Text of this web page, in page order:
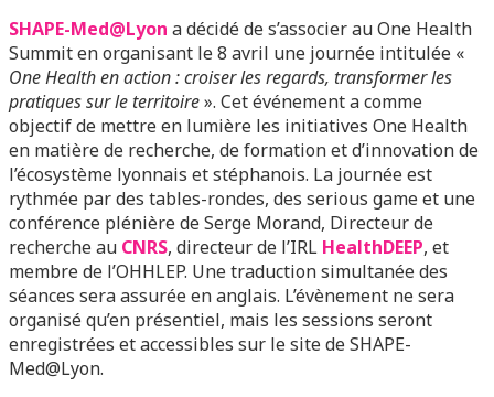
SHAPE-Med@Lyon a décidé de s’associer au One Health
Summit en organisant le 8 avril une journée intitulée «
One Health en action : croiser les regards, transformer les
pratiques sur le territoire». Cet événement a comme
objectif de mettre en lumière les initiatives One Health
en matière de recherche, de formation et d’innovation de
l’écosystème lyonnais et stéphanois. La journée est
rythmée par des tables-rondes, des serious game et une
conférence plénière de Serge Morand, Directeur de
recherche au CNRS, directeur de l’IRL HealthDEEP, et
membre de l’OHHLEP. Une traduction simultanée des
séances sera assurée en anglais. L’évènement ne sera
organisé qu’en présentiel, mais les sessions seront
enregistrées et accessibles sur le site de SHAPE-
Med@Lyon.